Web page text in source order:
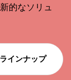
的なソリュ
インナップ